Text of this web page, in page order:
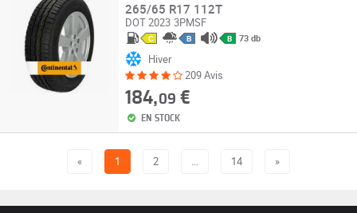
265/65 R17 112T
DOT 2023 3PMSF
C B B 73 db
Hiver
209 Avis
184,09 €
EN STOCK
« 1 2 … 14 »